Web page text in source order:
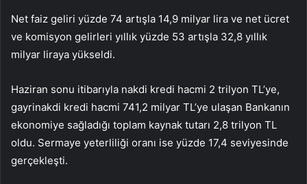
Net faiz geliri yüzde 74 artışla 14,9 milyar lira ve net ücret
ve komisyon gelirleri yıllık yüzde 53 artışla 32,8 yıllık
milyar liraya yükseldi.
Haziran sonu itibarıyla nakdi kredi hacmi 2 trilyon TL’ye,
gayrinakdi kredi hacmi 741,2 milyar TL’ye ulaşan Bankanın
ekonomiye sağladığı toplam kaynak tutarı 2,8 trilyon TL
oldu. Sermaye yeterliliği oranı ise yüzde 17,4 seviyesinde
gerçekleşti.